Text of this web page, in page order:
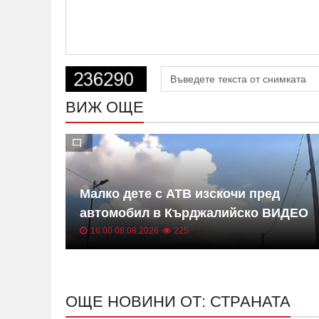
ВИЖ ОЩЕ
Малко дете с АТВ изскочи пред
автомобил в Кърджалийско ВИДЕО
16:00 08.08.2026 225
ОЩЕ НОВИНИ ОТ: СТРАНАТА